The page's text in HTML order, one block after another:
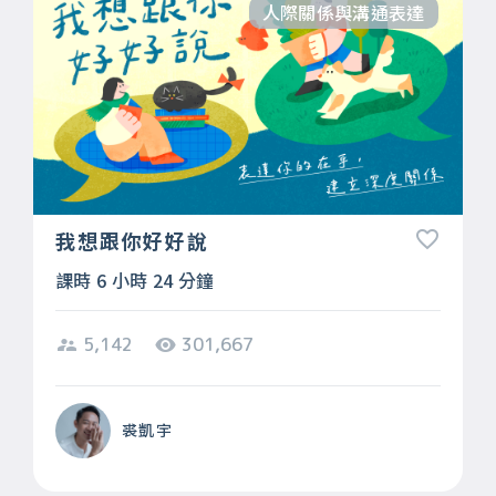
人際關係與溝通表達
我想跟你好好說
課時 6 小時 24 分鐘
5,142 301,667
裘凱宇